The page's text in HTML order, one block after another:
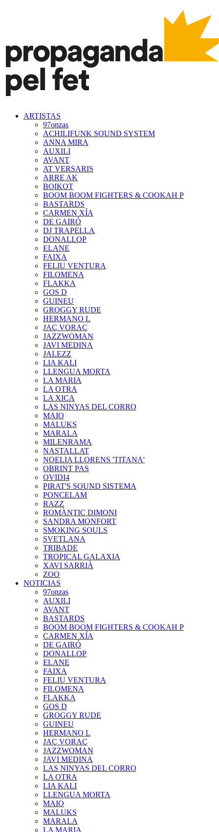
ARTISTAS
97onzas
ACHILIFUNK SOUND SYSTEM
ANNA MIRA
AUXILI
AVANT
AT VERSARIS
ARRE AK
BOIKOT
BOOM BOOM FIGHTERS & COOKAH P
BASTARDS
CARMEN XÍA
DE GAIRÓ
DJ TRAPELLA
DONALLOP
ELANE
FAIXA
FELIU VENTURA
FILOMENA
FLAKKA
GOS D
GUINEU
GROGGY RUDE
HERMANO L
JAÇ VORAÇ
JAZZWOMAN
JAVI MEDINA
JALEZZ
LIA KALI
LLENGUA MORTA
LA MARIA
LA OTRA
LA XICA
LAS NINYAS DEL CORRO
MAIO
MALUKS
MARALA
MILENRAMA
NASTALLAT
NOELIA LLORENS 'TITANA'
OBRINT PAS
OVIDI4
PIRAT'S SOUND SISTEMA
PONCELAM
RAZZ
ROMÀNTIC DIMONI
SANDRA MONFORT
SMOKING SOULS
SVETLANA
TRIBADE
TROPICAL GALAXIA
XAVI SARRIÀ
ZOO
NOTICIAS
97onzas
AUXILI
AVANT
BASTARDS
BOOM BOOM FIGHTERS & COOKAH P
CARMEN XÍA
DE GAIRÓ
DONALLOP
ELANE
FAIXA
FELIU VENTURA
FILOMENA
FLAKKA
GOS D
GROGGY RUDE
GUINEU
HERMANO L
JAÇ VORAÇ
JAZZWOMAN
JAVI MEDINA
LAS NINYAS DEL CORRO
LA OTRA
LIA KALI
LLENGUA MORTA
MAIO
MALUKS
MARALA
LA MARIA